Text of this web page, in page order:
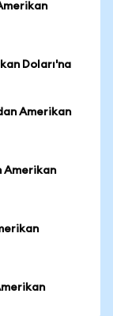
Doları'na
Amerikan
Amerikan